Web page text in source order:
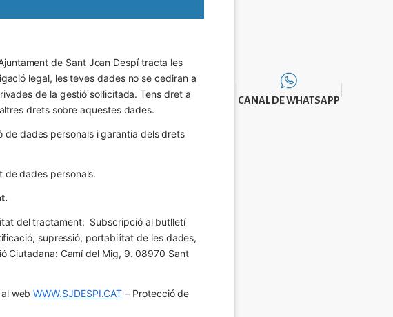
de Sant Joan Despí tracta les
legal, les teves dades no se cediran a
de la gestió sol·licitada. Tens dret a
drets sobre aquestes dades.
de dades personals i garantia dels drets
de dades personals.
del tractament:  Subscripció al butlletí
supressió, portabilitat de les dades,
Ciutadana: Camí del Mig, 9. 08970 Sant
al web WWW.SJDESPI.CAT – Protecció de
CANAL DE WHATSAPP